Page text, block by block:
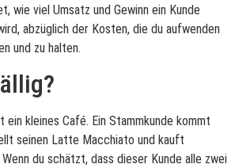
wie viel Umsatz und Gewinn ein Kunde
abzüglich der Kosten, die du aufwenden
und zu halten.
kleines Café. Ein Stammkunde kommt
seinen Latte Macchiato und kauft
du schätzt, dass dieser Kunde alle zwei